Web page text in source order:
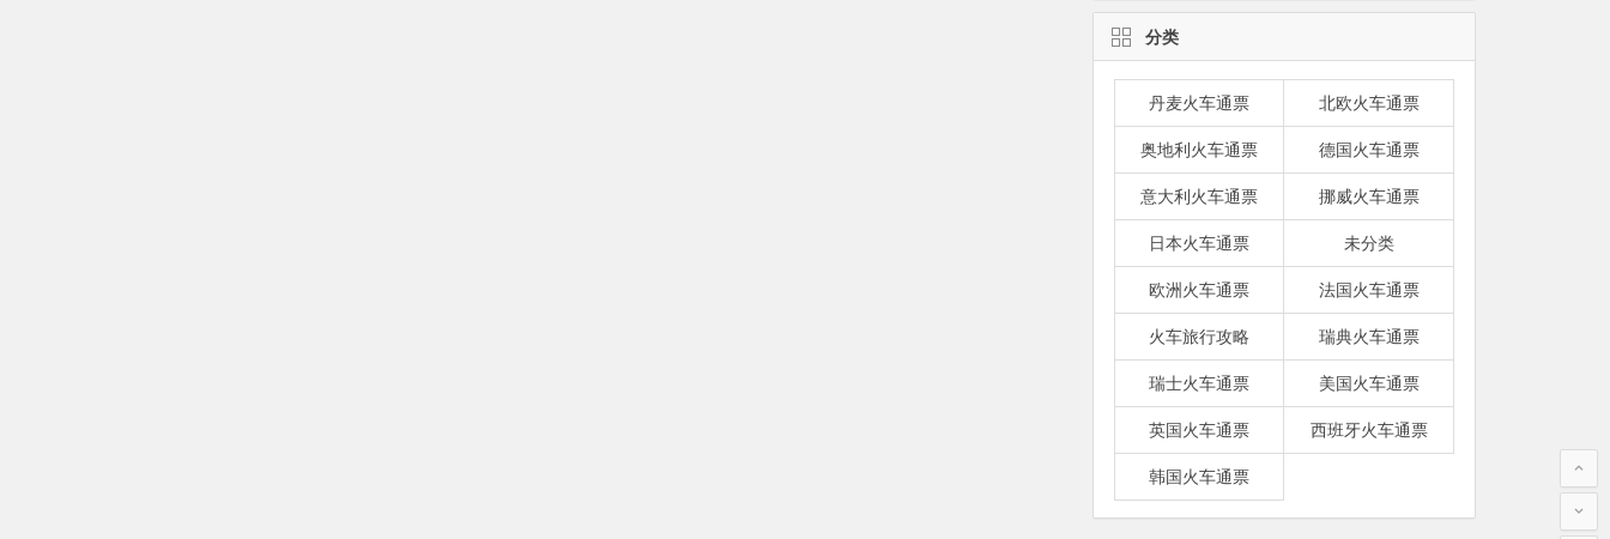
分类
丹麦火车通票 北欧火车通票
奥地利火车通票 德国火车通票
意大利火车通票 挪威火车通票
日本火车通票 未分类
欧洲火车通票 法国火车通票
火车旅行攻略 瑞典火车通票
瑞士火车通票 美国火车通票
英国火车通票 西班牙火车通票
韩国火车通票